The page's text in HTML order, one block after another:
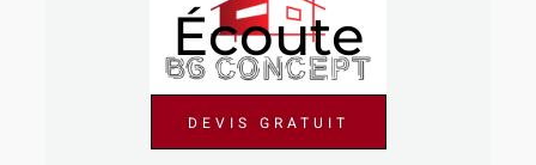
Écoute
DEVIS GRATUIT